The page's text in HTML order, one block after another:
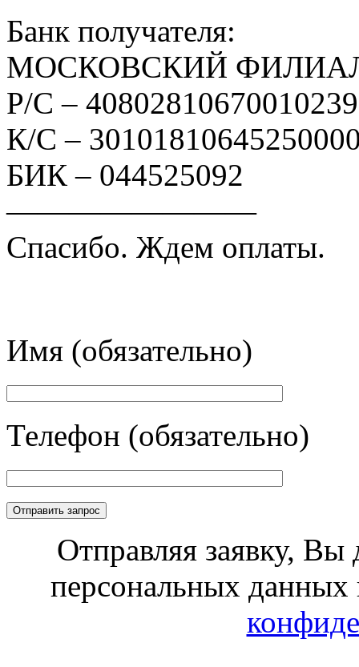
Банк получателя:
МОСКОВСКИЙ
Р/С –
К/С –
БИК – 044525092
————————
Спасибо. Ждем оплаты.
Имя (обязательно)
Телефон (обязательно)
Отправляя заявку, Вы
персональных данных